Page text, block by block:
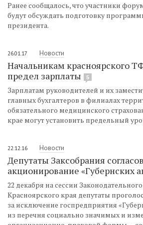
Ранее сообщалось, что участники
будут обсуждать подготовку
президента.
26.01.17 Новости
Начальникам красноярского
предел зарплаты
5
Зарплатам руководителей и их
главных бухгалтеров в филиалах
обязательного медицинского
крае могут установить предельный
22.12.16 Новости
Депутаты Заксобрания
акционирование «Губернских
22 декабря на сессии
Красноярского края депутаты
за исключение госпредприятия
из перечня социально значимых и